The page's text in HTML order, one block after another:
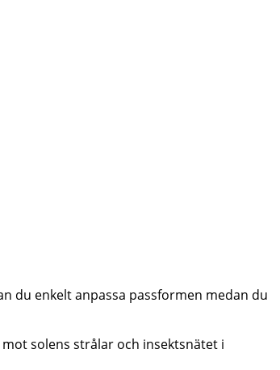
du enkelt anpassa passformen medan du
solens strålar och insektsnätet i